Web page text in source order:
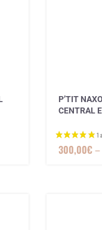
P’TIT
CENTRAL
300,00€–